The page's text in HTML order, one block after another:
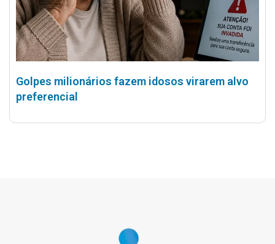
Golpes milionários fazem idosos virarem alvo
preferencial